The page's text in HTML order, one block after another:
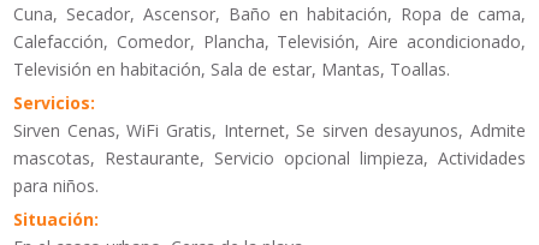
Cuna, Secador, Ascensor, Baño en habitación, Ropa de cama,
Calefacción, Comedor, Plancha, Televisión, Aire acondicionado,
Televisión en habitación, Sala de estar, Mantas, Toallas.
Servicios:
Sirven Cenas, WiFi Gratis, Internet, Se sirven desayunos, Admite
mascotas, Restaurante, Servicio opcional limpieza, Actividades
para niños.
Situación: